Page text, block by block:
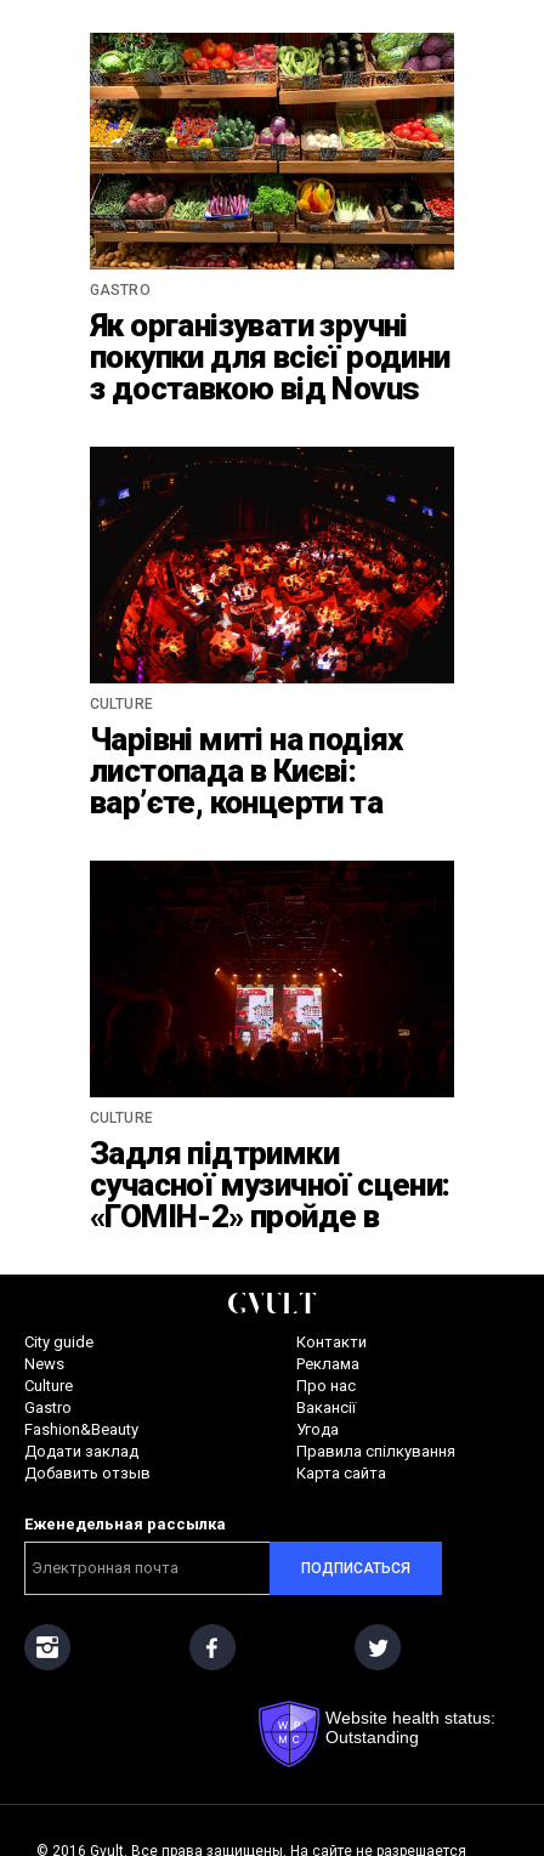
GASTRO
Як організувати зручні
покупки для всієї родини
з доставкою від Novus
CULTURE
Чарівні миті на подіях
листопада в Києві:
варʼєте, концерти та
CULTURE
Задля підтримки
сучасної музичної сцени:
«ГОМІН-2» пройде в
City guide
News
Culture
Gastro
Fashion&Beauty
Додати заклад
Добавить отзыв
Контакти
Реклама
Про нас
Вакансії
Угода
Правила спілкування
Карта сайта
Еженедельная рассылка
ПОДПИСАТЬСЯ
Website health status:
Outstanding
© 2016 Gvult. Все права защищены. На сайте не разрешается